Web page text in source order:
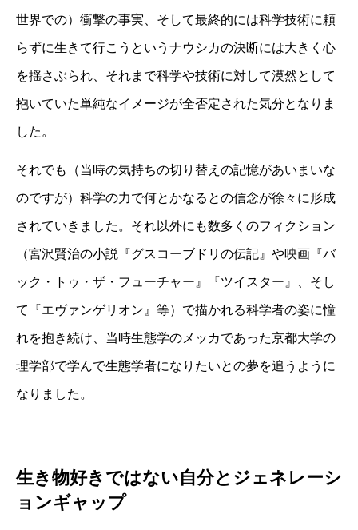
世界での）衝撃の事実、そして最終的には科学技術に頼
らずに生きて行こうというナウシカの決断には大きく心
を揺さぶられ、それまで科学や技術に対して漠然として
抱いていた単純なイメージが全否定された気分となりま
した。
それでも（当時の気持ちの切り替えの記憶があいまいな
のですが）科学の力で何とかなるとの信念が徐々に形成
されていきました。それ以外にも数多くのフィクション
（宮沢賢治の小説『グスコーブドリの伝記』や映画『バ
ック・トゥ・ザ・フューチャー』『ツイスター』、そし
て『エヴァンゲリオン』等）で描かれる科学者の姿に憧
れを抱き続け、当時生態学のメッカであった京都大学の
理学部で学んで生態学者になりたいとの夢を追うように
なりました。
生き物好きではない自分とジェネレーシ
ョンギャップ